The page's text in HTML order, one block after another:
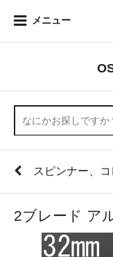
メニュー
スピンナー、コ
2ブレード ア